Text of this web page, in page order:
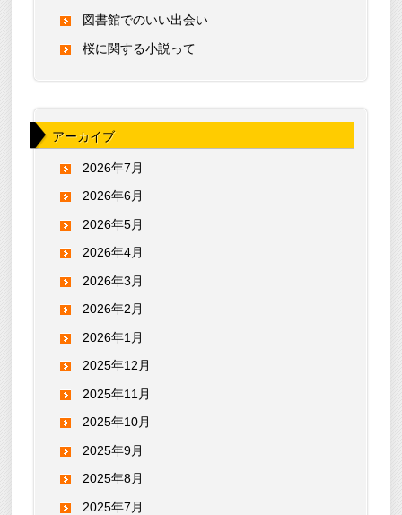
図書館でのいい出会い
桜に関する小説って
アーカイブ
2026年7月
2026年6月
2026年5月
2026年4月
2026年3月
2026年2月
2026年1月
2025年12月
2025年11月
2025年10月
2025年9月
2025年8月
2025年7月